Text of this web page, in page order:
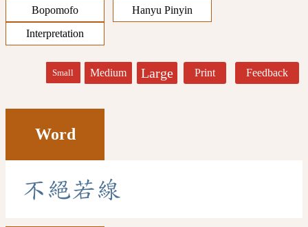
Bopomofo
Hanyu Pinyin
Interpretation
Small Medium Large Print Feedback
Word
不 絕若線